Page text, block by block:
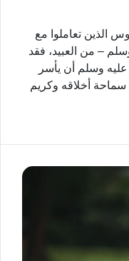
الذين تعاملوا مع
– من العبيد، فقد
وسلم أن يأسر
أخلاقه وكريم